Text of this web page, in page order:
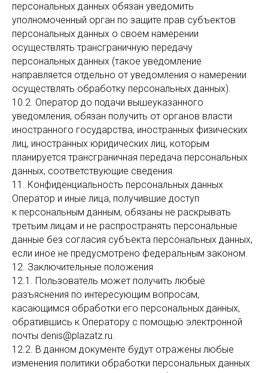
персональных данных обязан уведомить
уполномоченный орган по защите прав субъектов
персональных данных о своем намерении
осуществлять трансграничную передачу
персональных данных (такое уведомление
направляется отдельно от уведомления о намерении
осуществлять обработку персональных данных).
10.2. Оператор до подачи вышеуказанного
уведомления, обязан получить от органов власти
иностранного государства, иностранных физических
лиц, иностранных юридических лиц, которым
планируется трансграничная передача персональных
данных, соответствующие сведения.
11. Конфиденциальность персональных данных
Оператор и иные лица, получившие доступ
к персональным данным, обязаны не раскрывать
третьим лицам и не распространять персональные
данные без согласия субъекта персональных данных,
если иное не предусмотрено федеральным законом.
12. Заключительные положения
12.1. Пользователь может получить любые
разъяснения по интересующим вопросам,
касающимся обработки его персональных данных,
обратившись к Оператору с помощью электронной
почты denis@plazatz.ru.
12.2. В данном документе будут отражены любые
изменения политики обработки персональных данных